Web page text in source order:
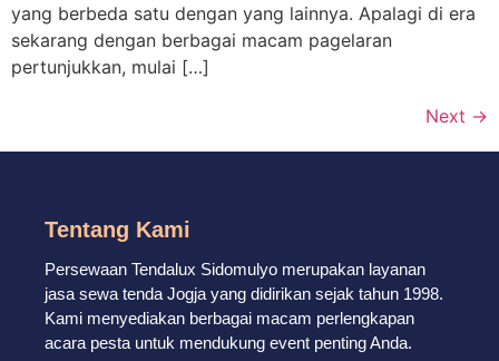
yang berbeda satu dengan yang lainnya. Apalagi di era
sekarang dengan berbagai macam pagelaran
pertunjukkan, mulai […]
Next →
Tentang Kami
Persewaan Tendalux Sidomulyo merupakan layanan
jasa sewa tenda Jogja yang didirikan sejak tahun 1998.
Kami menyediakan berbagai macam perlengkapan
acara pesta untuk mendukung event penting Anda.